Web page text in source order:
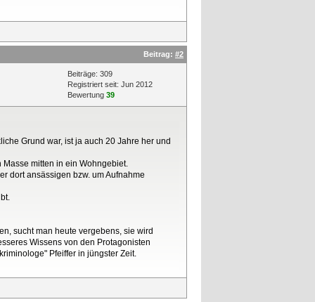
Beitrag: #2
Beiträge: 309
Registriert seit: Jun 2012
Bewertung 39
Grund war, ist ja auch 20 Jahre her und
mitten in ein Wohngebiet.
dort ansässigen bzw. um Aufnahme
sucht man heute vergebens, sie wird
Wissens von den Protagonisten
Pfeiffer in jüngster Zeit.